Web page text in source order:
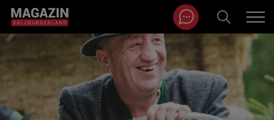
Zum Inhalt springen
BEITRÄGE IN MEINER NÄHE
Magazin durchsuchen...